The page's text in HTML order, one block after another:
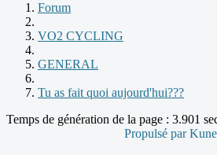
Forum
VO2 CYCLING
GENERAL
Tu as fait quoi aujourd'hui???
Temps de génération de la page : 3.901
Propulsé par